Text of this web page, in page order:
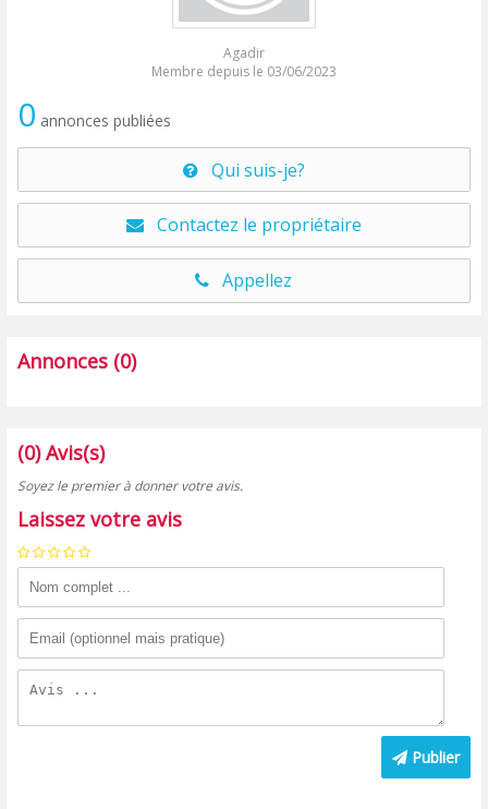
Agadir
Membre depuis le 03/06/2023
0 annonces publiées
Qui suis-je?
Contactez le propriétaire
Appellez
Annonces (0)
(0) Avis(s)
Soyez le premier à donner votre avis.
Laissez votre avis
Publier